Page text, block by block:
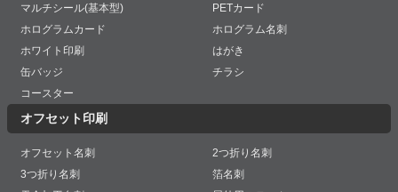
マルチシール(基本型)
PETカード
ホログラムカード
ホログラム名刺
ホワイト印刷
はがき
缶バッジ
チラシ
コースター
オフセット印刷
オフセット名刺
2つ折り名刺
3つ折り名刺
箔名刺